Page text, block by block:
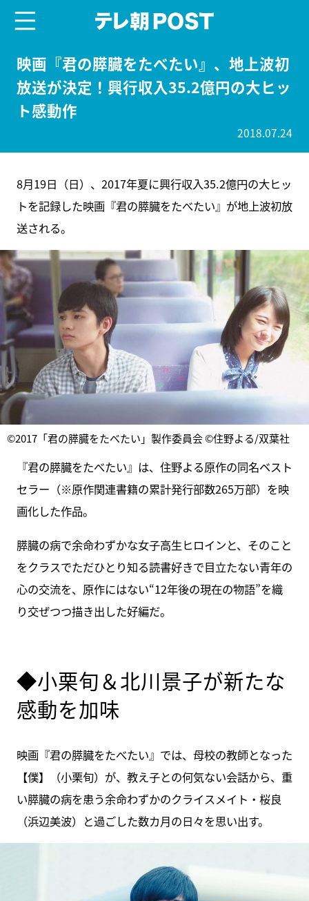
映画『君の膵臓をたべたい』、地上波初
放送が決定！興行収入35.2億円の大ヒッ
ト感動作
2018.07.24
8月19日（日）、2017年夏に興行収入35.2億円の大ヒッ
トを記録した映画『君の膵臓をたべたい』が地上波初放
送される。
©2017「君の膵臓をたべたい」製作委員会 ©住野よる/双葉社
『君の膵臓をたべたい』は、住野よる原作の同名ベスト
セラー（※原作関連書籍の累計発行部数265万部）を映
画化した作品。
膵臓の病で余命わずかな女子高生ヒロインと、そのこと
をクラスでただひとり知る読書好きで目立たない青年の
心の交流を、原作にはない“12年後の現在の物語”を織
り交ぜつつ描き出した好編だ。
◆小栗旬＆北川景子が新たな
感動を加味
映画『君の膵臓をたべたい』では、母校の教師となった
【僕】（小栗旬）が、教え子との何気ない会話から、重
い膵臓の病を患う余命わずかのクライスメイト・桜良
（浜辺美波）と過ごした数カ月の日々を思い出す。